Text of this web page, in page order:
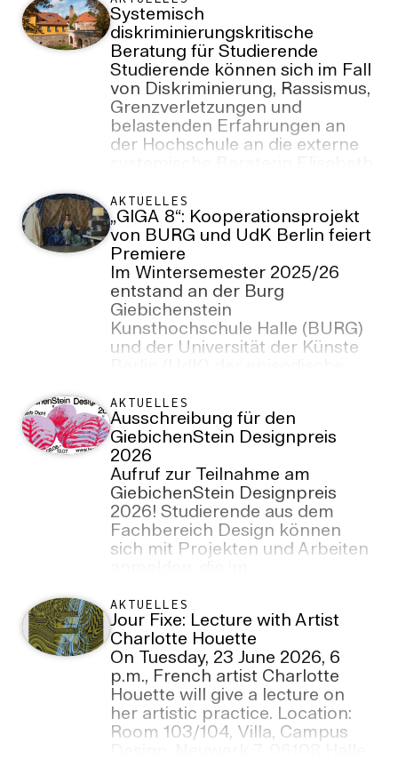
Arbeit an das Saalehochwasser
von 2013 und den
außergewöhnlichen
Zusammenhalt der
Hallenser*innen.
Systemisch
diskriminierungskritische
Beratung für Studierende
Studierende können sich im Fall
von Diskriminierung, Rassismus,
Grenzverletzungen und
belastenden Erfahrungen an
der Hochschule an die externe
AKTUELLES
„GIGA 8“: Kooperationsprojekt
von BURG und UdK Berlin feiert
Premiere
Im Wintersemester 2025/26
entstand an der Burg
Giebichenstein
Kunsthochschule Halle (BURG)
und der Universität der Künste
Premiere findet am 1. Juli 2026,
18 Uhr, im Rahmen der „Nächte
der Ideen 2026“ des Institut
français Berlin im Cinema Paris
statt.
AKTUELLES
Ausschreibung für den
GiebichenStein Designpreis
2026
Aufruf zur Teilnahme am
GiebichenStein Designpreis
2026! Studierende aus dem
Fachbereich Design können
sich mit Projekten und Arbeiten
Sommersemester 2026
entstanden sind.
Anmeldeschluss: 13. Juli 2026.
AKTUELLES
Jour Fixe: Lecture with Artist
Charlotte Houette
On Tuesday, 23 June 2026, 6
p.m., French artist Charlotte
Houette will give a lecture on
her artistic practice. Location:
Room 103/104, Villa, Campus